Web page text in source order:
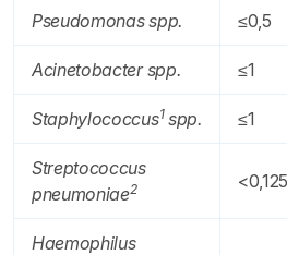
Pseudomonas spp. ≤0,5
Acinetobacter spp. ≤1
Staphylococcus1spp. ≤1
Streptococcus
pneumoniae2 <0,125
Haemophilus